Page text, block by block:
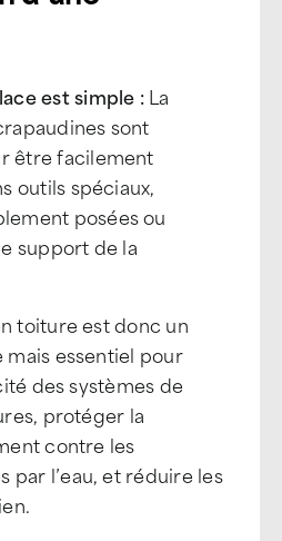
est simple :La
sont
être facilement
outils spéciaux,
posées ou
support de la
toiture est donc un
essentiel pour
des systèmes de
protéger la
contre les
par l’eau, et réduire les